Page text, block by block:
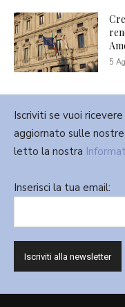
5
Iscriviti se vuoi
aggiornato sulle
letto la nostra
Inserisci la tua email: